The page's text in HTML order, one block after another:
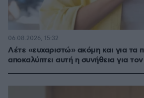
Λέτε «ευχαριστώ» ακόμη και για τα
αποκαλύπτει αυτή η συνήθεια για
06.08.2026, 15:32